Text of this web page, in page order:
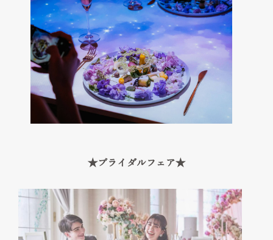
料理・ケーキ
Cuisine & Sweets
ベストレート保証
Best rate guarantee
私たちの想い
ウェディングレポート
口コミランキング
アクセス
★ブライダルフェア★